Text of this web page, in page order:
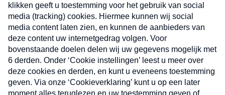
Nieuwsbrief
Neem hier een gratis abonnement op onze